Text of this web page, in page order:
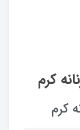
کرم
کرم